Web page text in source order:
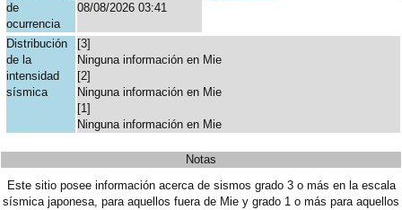
de
ocurrencia
08/08/2026 03:41
Distribución
de la
intensidad
sísmica
[3]
Ninguna información en Mie
[2]
Ninguna información en Mie
[1]
Ninguna información en Mie
Notas
Este sitio posee información acerca de sismos grado 3 o más en la escala
sísmica japonesa, para aquellos fuera de Mie y grado 1 o más para aquellos